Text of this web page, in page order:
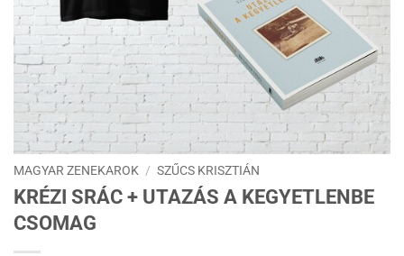
MAGYAR ZENEKAROK / SZŰCS KRISZTIÁN
KRÉZI SRÁC + UTAZÁS A KEGYETLENBE
CSOMAG